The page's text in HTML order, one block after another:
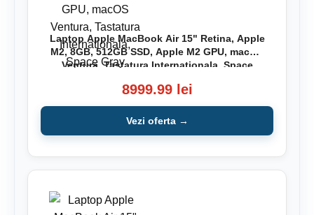
Laptop Apple MacBook Air 15" Retina, Apple
M2, 8GB, 512GB SSD, Apple M2 GPU, macOS
Ventura, Tastatura Internationala, Space
8999.99 lei
Vezi oferta →